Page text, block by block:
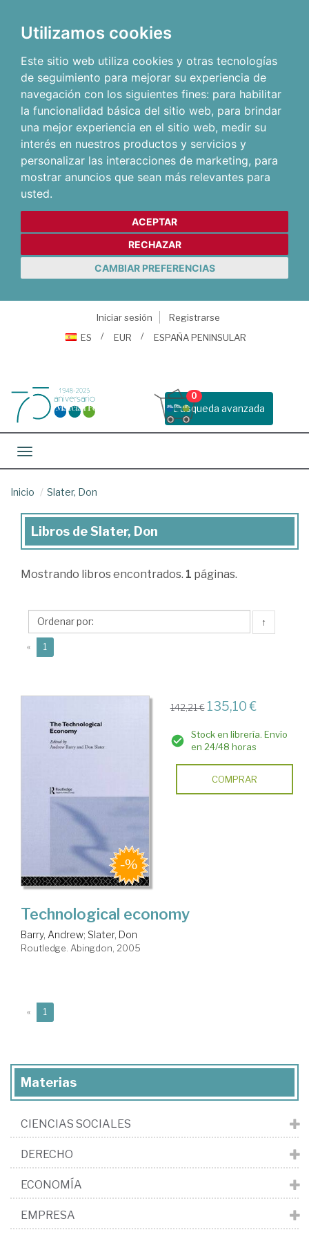
Utilizamos cookies
Este sitio web utiliza cookies y otras tecnologías
de seguimiento para mejorar su experiencia de
navegación con los siguientes fines: para habilitar
la funcionalidad básica del sitio web, para brindar
una mejor experiencia en el sitio web, medir su
interés en nuestros productos y servicios y
personalizar las interacciones de marketing, para
mostrar anuncios que sean más relevantes para
usted.
ACEPTAR
RECHAZAR
CAMBIAR PREFERENCIAS
Iniciar sesión
Registrarse
ES
EUR ESPAÑA PENINSULAR
Busqueda avanzada
0
Toggle navigation
Inicio Slater, Don
Libros
Slater,
Libros de Slater, Don
Mostrando libros encontrados. 1 páginas.
↑
« 1
142,21 € 135,10 €
Stock en librería. Envío
en 24/48 horas
COMPRAR
Technological economy
Barry, Andrew; Slater, Don
Routledge. Abingdon, 2005
« 1
Materias
CIENCIAS SOCIALES
DERECHO
ECONOMÍA
EMPRESA